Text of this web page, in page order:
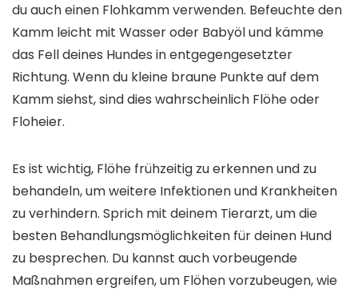
du auch einen Flohkamm verwenden. Befeuchte den
Kamm leicht mit Wasser oder Babyöl und kämme
das Fell deines Hundes in entgegengesetzter
Richtung. Wenn du kleine braune Punkte auf dem
Kamm siehst, sind dies wahrscheinlich Flöhe oder
Floheier.
Es ist wichtig, Flöhe frühzeitig zu erkennen und zu
behandeln, um weitere Infektionen und Krankheiten
zu verhindern. Sprich mit deinem Tierarzt, um die
besten Behandlungsmöglichkeiten für deinen Hund
zu besprechen. Du kannst auch vorbeugende
Maßnahmen ergreifen, um Flöhen vorzubeugen, wie